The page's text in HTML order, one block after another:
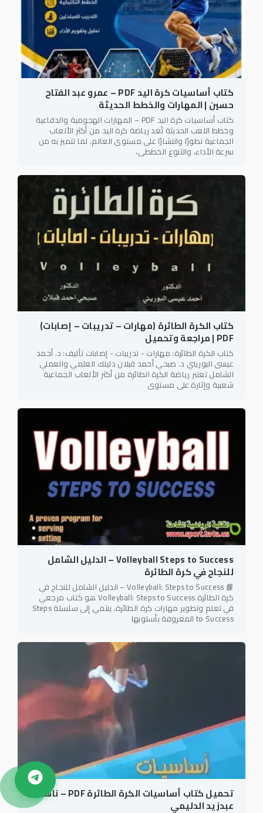
كتاب أساسيات كرة اليد PDF – عمرو عبد الفتاح
حسين | المهارات والخطط الحديثة
كتاب أساسيات كرة اليد PDF – المهارات الهجومية والدفاعية
وخطط اللعب الحديثة تُعد رياضة كرة اليد من أكثر الألعاب
الجماعية تطورًا وانتشارًا على مستوى العالم، لما تتميز به من
سرعة الأداء، والتنوع الخططي،
كتاب الكرة الطائرة (مهارات – تدريبات – إصابات)
PDF | مراجعة وتحميل
كتاب الكرة الطائرة: مهارات - تدريبات - إصابات تأليف: د. أحمد
عيسى البوريني د. صبحي أحمد قبلان دليلك العلمي والعملي
الشامل تعتبر رياضة الكرة الطائرة من أكثر الألعاب الجماعية
شعبية وإثارة على مستوى
Volleyball Steps to Success – الدليل الشامل
للنجاح في كرة الطائرة
📘 Volleyball: Steps to Success – الدليل الشامل للنجاح في
كرة الطائرة Volleyball: Steps to Success هو كتاب مرجعي
في تعلم وتطوير مهارات كرة الطائرة، ينتمي إلى سلسلة Steps
to Success المعروفة بأسلوبها
تحميل كتاب أساسيات الكرة الطائرة PDF – ناهدة
عبدزيد الدليمي